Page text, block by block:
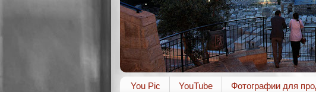
You Pic YouTube Фотографии для